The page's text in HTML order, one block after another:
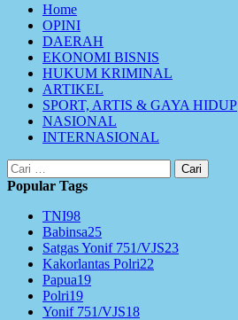
Primary
Menu
Home
OPINI
DAERAH
EKONOMI BISNIS
HUKUM KRIMINAL
ARTIKEL
SPORT, ARTIS & GAYA HIDUP
NASIONAL
INTERNASIONAL
Cari
untuk:
Popular Tags
TNI98
Babinsa25
Satgas Yonif 751/VJS23
Kakorlantas Polri22
Papua19
Polri19
Yonif 751/VJS18